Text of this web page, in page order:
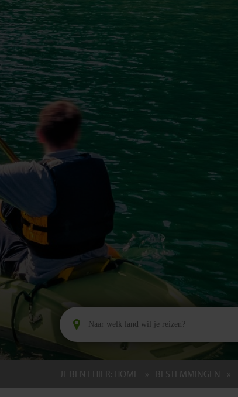
JE BENT HIER: HOME BESTEMMINGEN